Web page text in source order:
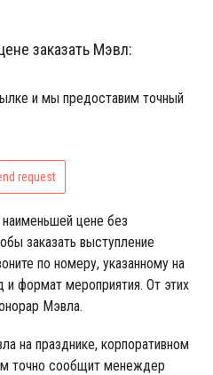
заказать Мэвл:
и мы предоставим точный
request
цене без
заказать выступление
по номеру, указанному на
и формат мероприятия. От этих
Мэвла.
на празднике, корпоративном
точно сообщит менеждер